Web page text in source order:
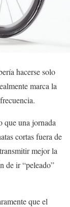
hacerse solo
marca la
que una jornada
cortas fuera de
mejor la
de ir “peleado”
que el